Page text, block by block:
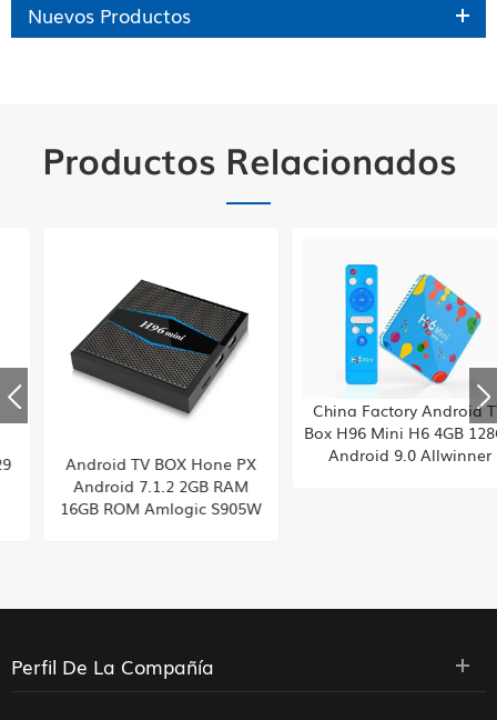
Nuevos Productos
Productos Relacionados
Android TV BOX Hone PX
Android 7.1.2 2GB RAM
16GB ROM Amlogic S905W
China Factory Android TV
Box H96 Mini H6 4GB 128GB
Android 9.0 Allwinner
Perfil De La Compañía